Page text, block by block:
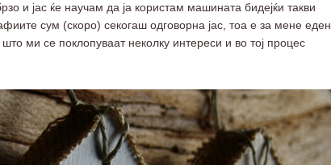
и јас ќе научам да ја користам машината бидејќи такви
сум (скоро) секогаш одговорна јас, тоа е за мене еден
ми се поклопуваат неколку интереси и во тој процес